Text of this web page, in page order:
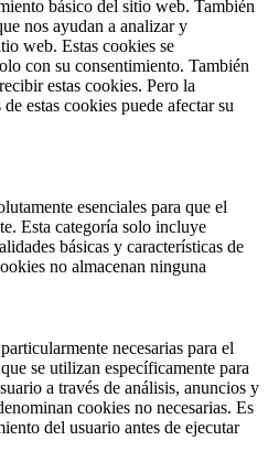
básico del sitio web. También
nos ayudan a analizar y
web. Estas cookies se
con su consentimiento. También
estas cookies. Pero la
estas cookies puede afectar su
esenciales para que el
Esta categoría solo incluye
básicas y características de
no almacenan ninguna
necesarias para el
se utilizan específicamente para
a través de análisis, anuncios y
cookies no necesarias. Es
del usuario antes de ejecutar